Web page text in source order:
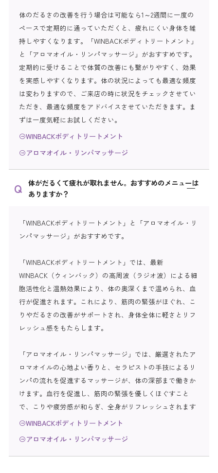
体のだるさの改善を行う場合は可能なら1～2週間に一度の
ペースで定期的に通っていただくと、疲れにくい身体を維
持しやすくなります。「WINBACKボディトリートメント」
と「アロマオイル・リンパマッサージ」がおすすめです。
定期的に受けることで体質の改善にも繋がりやすく、効果
を実感しやすくなります。体の状況によっても最適な頻度
は変わりますので、ご来店の時に状況をチェックさせてい
ただき、最適な頻度をアドバイスさせていただきます。ま
ずは一度気軽にお試しください。
WINBACKボディトリートメント
アロマオイル・リンパマッサージ
体がだるくて疲れが取れません。おすすめのメニューは
ありますか？
「WINBACKボディトリートメント」と「アロマオイル・リ
ンパマッサージ」がおすすめです。
「WINBACKボディトリートメント」では、最新
WINBACK（ウィンバック）の高周波（ラジオ波）による細
胞活性化と温熱効果により、体の奥深くまで温められ、血
行が促進されます。これにより、筋肉の緊張がほぐれ、こ
りやだるさの改善がサポートされ、身体全体に軽さとリフ
レッシュ感をもたらします。
「アロマオイル・リンパマッサージ」では、厳選されたア
ロマオイルの心地よい香りと、セラピストの手技によるリ
ンパの流れを促進するマッサージが、体の深部まで働きか
けます。血行を促進し、筋肉の緊張を優しくほぐすこと
で、こりや疲労感が和らぎ、全身がリフレッシュされます
WINBACKボディトリートメント
アロマオイル・リンパマッサージ